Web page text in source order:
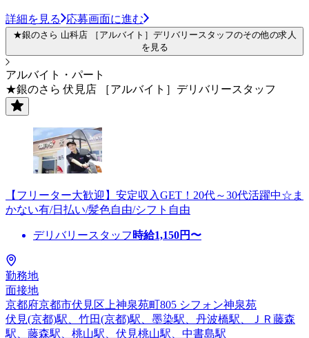
詳細を見る 応募画面に進む
★銀のさら 山科店 ［アルバイト］デリバリースタッフのその他の求人
を見る
アルバイト・パート
★銀のさら 伏見店 ［アルバイト］デリバリースタッフ
【フリーター大歓迎】安定収入GET！20代～30代活躍中☆ま
かない有/日払い/髪色自由/シフト自由
デリバリースタッフ 時給1,150円〜
勤務地
面接地
京都府京都市伏見区上神泉苑町805 シフォン神泉苑
伏見(京都)駅、竹田(京都)駅、墨染駅、丹波橋駅、ＪＲ藤森
駅、藤森駅、桃山駅、伏見桃山駅、中書島駅